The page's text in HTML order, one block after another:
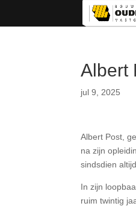
Albert
jul 9, 2025
Albert Post,
na zijn
sindsdien
In zijn
ruim twintig